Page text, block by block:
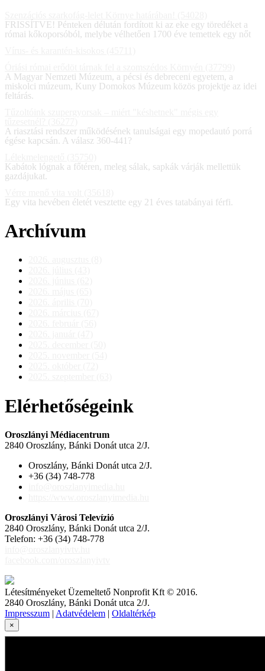
FRISSÍTVE! Pénteken délután fordított ki az eke egy töredéket a
római kőkoporsóból, melybe vélhetően 1700 éve temettek egy nőt
A Magyar Nemzeti Múzeum, a pécsi és debreceni egyetem, a
miskolci múzeum, Kuny Domokos Múzeum közös projektje az idei
feltárás.
A riasztási rendszer működésének tanulságai egy mopedautó porrá
égése kapcsán. A válasz 360-441?
Kabátok lógnak a főtéren, meleg sálak, sapkák várják mellettük
gazdájukat.
Egy vita hevében életét vesztette egy 21 éves tatabányai férfi.
Archívum
Elérhetőségeink
Oroszlányi Médiacentrum
2840 Oroszlány, Bánki Donát utca 2/J.
Oroszlány, Bánki Donát utca 2/J.
+36 (34) 748-778
Oroszlányi Városi Televízió
2840 Oroszlány, Bánki Donát utca 2/J.
Telefon: +36 (34) 748-778
Létesítményeket Üzemeltető Nonprofit Kft © 2016.
2840 Oroszlány, Bánki Donát utca 2/J.
Impresszum | Adatvédelem | Oldaltérkép
×